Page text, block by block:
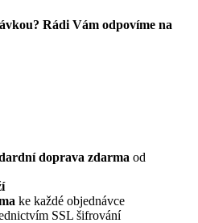
Rádi Vám odpovíme na
doprava zdarma od
ke každé objednávce
SSL šifrování